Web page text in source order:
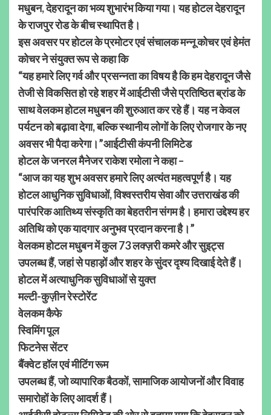
मधुबन, देहरादून का भव्य शुभारंभ किया गया। यह होटल देहरादून
के राजपुर रोड के बीच स्थापित है।
इस अवसर पर होटल के प्रमोटर एवं संचालक मन्नू कोचर एवं हेमंत
कोचर ने संयुक्त रूप से कहा कि
“यह हमारे लिए गर्व और प्रसन्नता का विषय है कि हम देहरादून जैसे
तेजी से विकसित हो रहे शहर में आईटीसी जैसे प्रतिष्ठित ब्रांड के
साथ वेलकम होटल मधुबन की शुरुआत कर रहे हैं। यह न केवल
पर्यटन को बढ़ावा देगा, बल्कि स्थानीय लोगों के लिए रोजगार के नए
अवसर भी पैदा करेगा।”आईटीसी कंपनी लिमिटेड
होटल के जनरल मैनेजर राकेश रमोला ने कहा –
“आज का यह शुभ अवसर हमारे लिए अत्यंत महत्वपूर्ण है। यह
होटल आधुनिक सुविधाओं, विश्वस्तरीय सेवा और उत्तराखंड की
पारंपरिक आतिथ्य संस्कृति का बेहतरीन संगम है। हमारा उद्देश्य हर
अतिथि को एक यादगार अनुभव प्रदान करना है।”
वेलकम होटल मधुबन में कुल 73 लक्ज़री कमरे और सुइट्स
उपलब्ध हैं, जहां से पहाड़ों और शहर के सुंदर दृश्य दिखाई देते हैं।
होटल में अत्याधुनिक सुविधाओं से युक्त
मल्टी-कुज़ीन रेस्टोरेंट
वेलकम कैफे
स्विमिंग पूल
फिटनेस सेंटर
बैंक्वेट हॉल एवं मीटिंग रूम
उपलब्ध हैं, जो व्यापारिक बैठकों, सामाजिक आयोजनों और विवाह
समारोहों के लिए आदर्श हैं।